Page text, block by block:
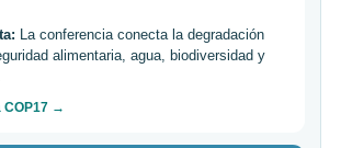
La conferencia conecta la degradación
alimentaria, agua, biodiversidad y
COP17 →